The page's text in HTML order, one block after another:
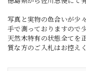
写真と実物の色合いが少
手で測っておりますので
天然木特有の状態全てを
質な方のご入札はお控えく